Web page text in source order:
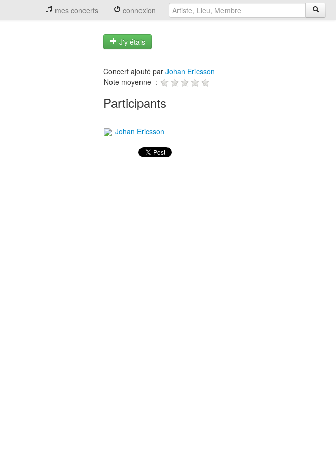
mes concerts connexion
J'y étais
Concert ajouté par Johan Ericsson
Note moyenne :
Participants
Johan Ericsson